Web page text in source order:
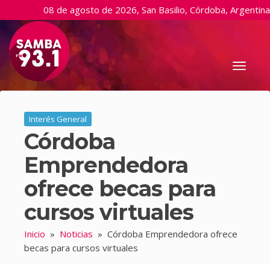
08 de agosto de 2026, San Basilio, Córdoba, Argentina
Interés General
Córdoba
Emprendedora
ofrece becas para
cursos virtuales
Inicio » Noticias » Córdoba Emprendedora ofrece
becas para cursos virtuales